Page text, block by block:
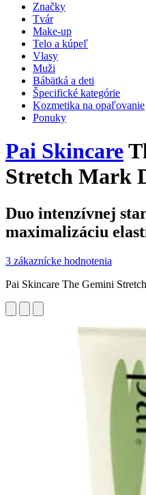
Značky
Tvár
Make-up
Telo a kúpeľ
Vlasy
Muži
Bábätká a deti
Špecifické kategórie
Kozmetika na opaľovanie
Ponuky
Pai Skincare
Stretch Mark
Duo intenzívnej
maximalizáciu
3 zákaznícke hodnotenia
Pai Skincare The Gemini